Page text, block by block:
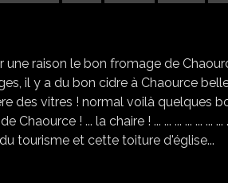
raison le bon fromage de
il y a du bon cidre à Chaource
des vitres ! normal voilà quelques
! ... la chaire ! ... ... ... ... ... ... ... ...
tourisme et cette toiture d'église...